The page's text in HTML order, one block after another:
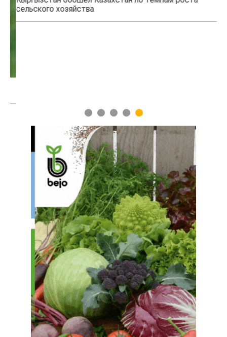
сельского хозяйства
1 2 3 4 5